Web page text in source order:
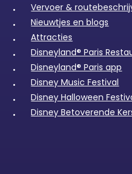
Vervoer &
Nieuwtjes en blogs
Attracties
Disneyland® Paris
Disneyland® Paris app
Disney Music Festival
Disney Halloween
Disney Betoverende